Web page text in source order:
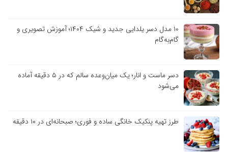
۱۰ مدل دسر یلدایی جدید و شیک ۱۴۰۴؛ آموزش تصویری و
گام‌به‌گام
دسر ماست و انار؛ یک میان‌وعده سالم که در ۵ دقیقه آماده
می‌شود
طرز تهیه پنکیک خانگی ساده و فوری؛ صبحانه‌ای در ۱۰ دقیقه